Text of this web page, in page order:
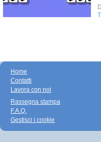
Home
Contatti
Lavora con noi
Rassegna stampa
F.A.Q.
Gestisci i cookie